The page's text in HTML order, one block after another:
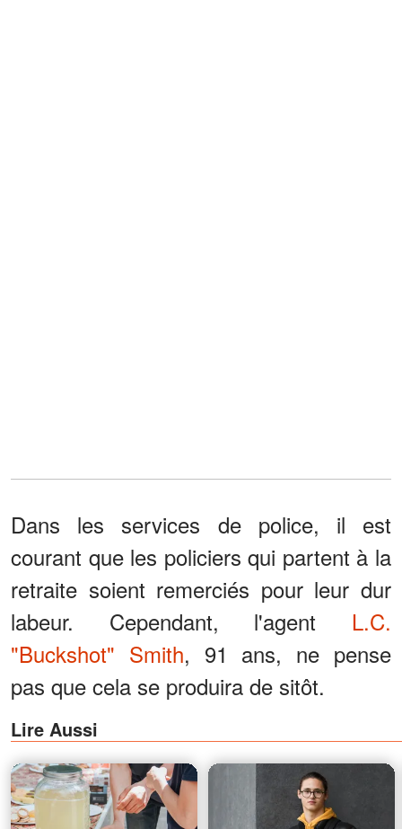
Dans les services de police, il est
courant que les policiers qui partent à la
retraite soient remerciés pour leur dur
labeur. Cependant, l'agent L.C.
"Buckshot" Smith, 91 ans, ne pense
pas que cela se produira de sitôt.
Lire Aussi